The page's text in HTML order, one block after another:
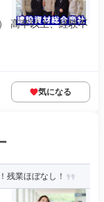
高卒以上、経験不
気になる
残業ほぼなし！